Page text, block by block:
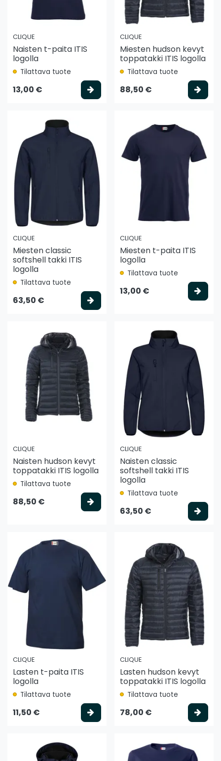
CLIQUE
Naisten t-paita ITIS
logolla
Tilattava tuote
13,00 € Valitse vaihtoehto
CLIQUE
Miesten hudson kevyt
toppatakki ITIS logolla
Tilattava tuote
88,50 €
CLIQUE
Miesten classic
softshell takki ITIS
logolla
Tilattava tuote
63,50 €
CLIQUE
Miesten t-paita ITIS
logolla
Tilattava tuote
13,00 €
CLIQUE
Naisten hudson kevyt
toppatakki ITIS logolla
Tilattava tuote
88,50 €
CLIQUE
Naisten classic
softshell takki ITIS
logolla
Tilattava tuote
63,50 €
CLIQUE
Lasten t-paita ITIS
logolla
Tilattava tuote
11,50 € Valitse vaihtoehto
CLIQUE
Lasten hudson kevyt
toppatakki ITIS logolla
Tilattava tuote
78,00 €